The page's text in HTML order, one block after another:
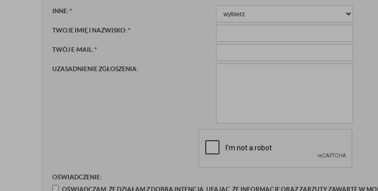
INNE:*
TWOJE IMIĘ I NAZWISKO:*
TWÓJ E-MAIL:*
UZASADNIENIE ZGŁOSZENIA:
OŚWIADCZENIE:
OŚWIADCZAM, ŻE DZIAŁAM Z DOBRĄ INTENCJĄ, UFAJĄC, ŻE INFORMACJE ORAZ ZARZUTY ZAWARTE W